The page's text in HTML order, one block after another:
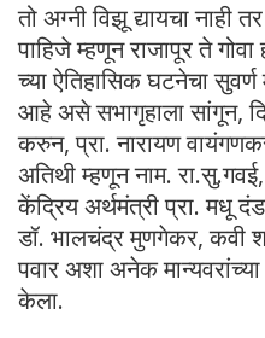
तो अग्नी विझू द्यायचा नाही
पाहिजे म्हणून राजापूर ते
च्या ऐतिहासिक घटनेचा
आहे असे सभागृहाला सांगून,
करुन, प्रा. नारायण
अतिथी म्हणून नाम.
केंद्रिय अर्थमंत्री प्रा. मधू
डॉ. भालचंद्र मुणगेकर, कवी
पवार अशा अनेक
केला.